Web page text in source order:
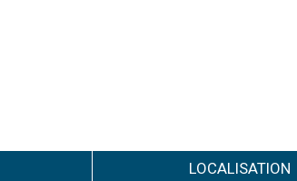
LOCALISATION